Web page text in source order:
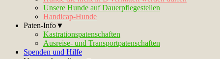
Unsere Hunde auf Dauerpflegestellen
Handicap-Hunde
Paten-Info▼
Kastrationspatenschaften
Ausreise- und Transportpatenschaften
Spenden und Hilfe